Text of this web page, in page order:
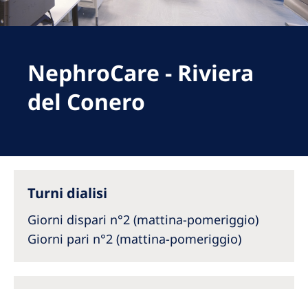
Romania
Serbia
Slovakia
Slovenia
Switzerland
United Kingdom
NephroCare - Riviera
del Conero
Turni dialisi
Giorni dispari n°2 (mattina-pomeriggio)
Giorni pari n°2 (mattina-pomeriggio)